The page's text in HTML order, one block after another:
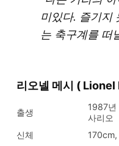
미있다. 즐기지
는 축구계를 떠
리오넬 메시 (
출생
1987년
사리오
신체